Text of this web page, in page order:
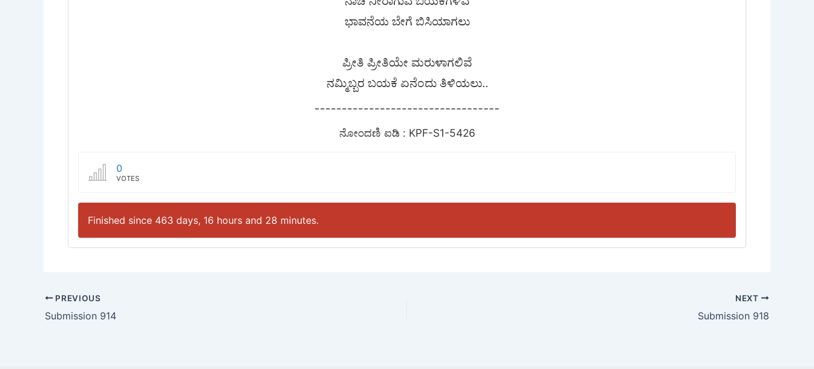
ಭಾವನೆಯ ಬೇಗೆ ಬಿಸಿಯಾಗಲು
ಪ್ರೀತಿ ಪ್ರೀತಿಯೇ ಮರುಳಾಗಲಿವೆ
ನಮ್ಮಿಬ್ಬರ ಬಯಕೆ ಏನೆಂದು ತಿಳಿಯಲು..
----------------------------------
ನೋಂದಣಿ ಐಡಿ : KPF-S1-5426
0
VOTES
Finished since 463 days, 16 hours and 28 minutes.
PREVIOUS
Submission 914
NEXT
Submission 918